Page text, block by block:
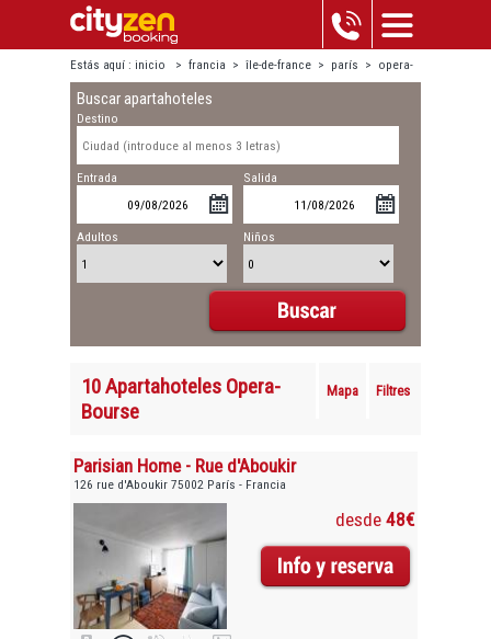
Estás aquí : inicio > francia > île-de-france > parís > opera-
bourse
Buscar apartahoteles
Destino
Entrada Salida
Adultos Niños
10 Apartahoteles Opera-
Bourse
Mapa Filtres
Parisian Home - Rue d'Aboukir
126 rue d'Aboukir 75002 París - Francia
desde 48€